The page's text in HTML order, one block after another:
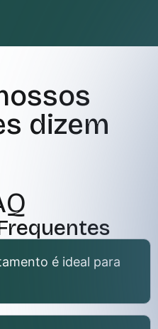
dizem
é ideal para